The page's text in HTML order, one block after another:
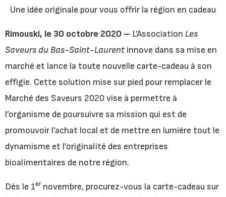
Une idée originale pour vous offrir la région en cadeau
Rimouski, le 30 octobre 2020 – L’Association Les
Saveurs du Bas-Saint-Laurent innove dans sa mise en
marché et lance la toute nouvelle carte-cadeau à son
effigie. Cette solution mise sur pied pour remplacer le
Marché des Saveurs 2020 vise à permettre à
l’organisme de poursuivre sa mission qui est de
promouvoir l’achat local et de mettre en lumière tout le
dynamisme et l’originalité des entreprises
bioalimentaires de notre région.
Dès le 1er novembre, procurez-vous la carte-cadeau sur